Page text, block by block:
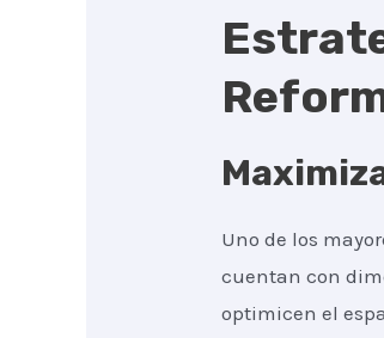
Uno de los
cuentan con
optimicen el